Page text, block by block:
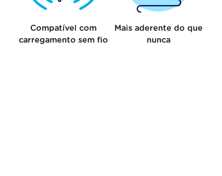
Compatível com
carregamento sem fio
Mais aderente do que
nunca